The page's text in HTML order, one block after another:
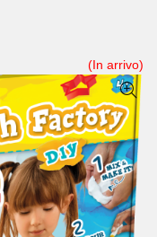
(In arrivo)